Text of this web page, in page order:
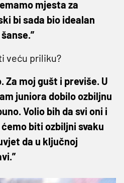
mjesta za
bi sada bio idealan
veću priliku?
Za moj gušt i previše. U
juniora dobilo ozbiljnu
Volio bih da svi oni i
biti ozbiljni svaku
da u ključnoj